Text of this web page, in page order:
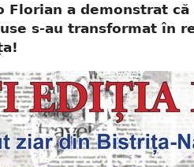
Florian a demonstrat
s-au transformat în